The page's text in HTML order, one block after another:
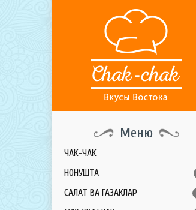
Меню
ЧАК-ЧАК
НОНУШТА
САЛАТ ВА ГАЗАКЛАР